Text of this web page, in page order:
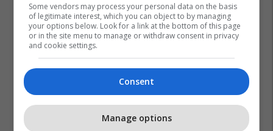
Eurovision Bullgaria
Some vendors may process your personal data on the basis
of legitimate interest, which you can object to by managing
your options below. Look for a link at the bottom of this page
or in the site menu to manage or withdraw consent in privacy
and cookie settings.
Consent
Manage options